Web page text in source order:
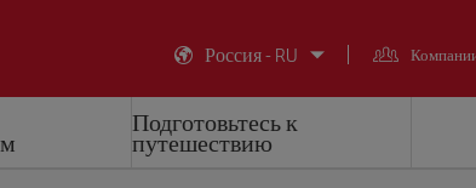
Россия - RU
Подготовьтесь к
путешествию